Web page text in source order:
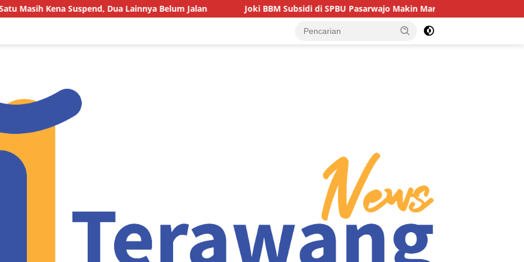
Dua Lainnya Belum Jalan Joki BBM Subsidi di SPBU Pasarwajo Makin Marak, Pengendara: “Polres Buton Dimana, Masa